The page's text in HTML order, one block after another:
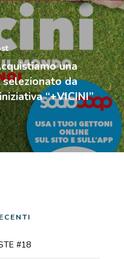
una
da
“+VICINI”
#18